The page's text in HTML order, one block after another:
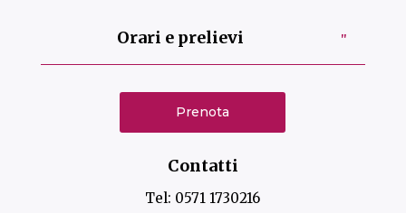
Orari e prelievi
Prenota
Contatti
Tel: 0571 1730216